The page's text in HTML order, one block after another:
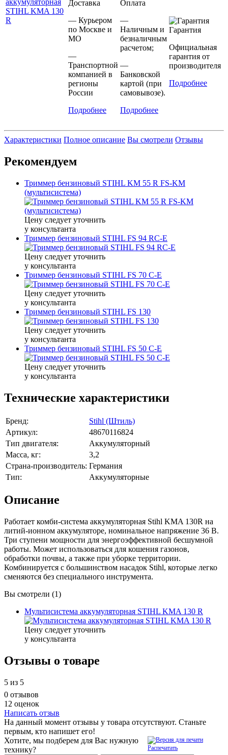
Доставка
— Курьером
по Москве и
МО
—
Транспортной
компанией в
регионы
России
Подробнее
Оплата
—
Наличным и
безналичным
расчетом;
—
Банковской
картой (при
самовывозе).
Подробнее
Гарантия
Официальная
гарантия от
производителя
Подробнее
Характеристики Полное описание Вы смотрели Отзывы
Рекомендуем
Триммер бензиновый STIHL KM 55 R FS-KM
(мультисистема)
Цену следует уточнить
у консультанта
Триммер бензиновый STIHL FS 94 RC-E
Цену следует уточнить
у консультанта
Триммер бензиновый STIHL FS 70 C-E
Цену следует уточнить
у консультанта
Триммер бензиновый STIHL FS 130
Цену следует уточнить
у консультанта
Триммер бензиновый STIHL FS 50 C-E
Цену следует уточнить
у консультанта
Технические характеристики
Бренд:
Stihl (Штиль)
Артикул:
48670116824
Тип двигателя:
Аккумуляторный
Масса, кг:
3,2
Страна-производитель: Германия
Тип:
Аккумуляторные
Описание
Работает комби-система аккумуляторная Stihl KMA 130R на
литий-ионном аккумуляторе, номинальное напряжение 36 В.
Три ступени мощности для энергоэффективной бесшумной
работы. Может использоваться для кошения газонов,
обработки почвы, а также при уборке территории.
Комбинируется с большинством насадок Stihl, которые легко
сменяются без специального инструмента.
Вы смотрели (1)
Мультисистема аккумуляторная STIHL KMA 130 R
Цену следует уточнить
у консультанта
Отзывы о товаре
5 из 5
0 отзывов
12 оценок
Написать отзыв
На данный момент отзывы у товара отсутствуют. Станьте
первым, кто напишет его!
Распечатать
Хотите, мы подберем для Вас нужную
технику?